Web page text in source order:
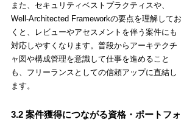
また、セキュリティベストプラクティスや、
Well-Architected Frameworkの要点を理解してお
くと、レビューやアセスメントを伴う案件にも
対応しやすくなります。普段からアーキテクチ
ャ図や構成管理を意識して仕事を進めること
も、フリーランスとしての信頼アップに直結し
ます。
3.2 案件獲得につながる資格・ポートフォ